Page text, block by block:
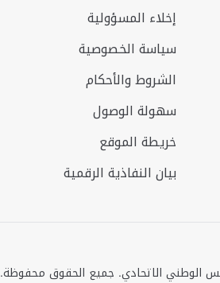
إخلاء المسؤولية
سياسة الخصوصية
الشروط والأحكام
سهولة الوصول
خريطة الموقع
بيان النفاذية الرقمية
الوطني الاتحادي. جميع الحقوق محفوظة.